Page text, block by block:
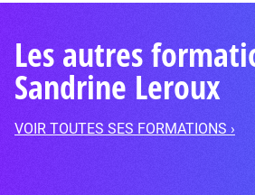
Les autres
Sandrine Leroux
VOIR TOUTES SES FORMATIONS ›